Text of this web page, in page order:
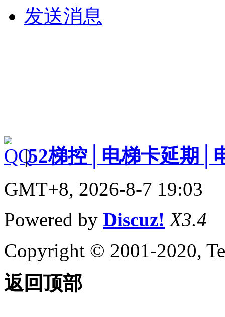
发送消息
|52梯控│电梯卡延期│
GMT+8, 2026-8-7 19:03
Powered by Discuz! X3.4
Copyright © 2001-2020,
返回顶部